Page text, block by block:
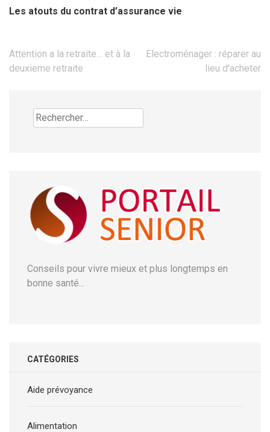
Les atouts du contrat d’assurance vie
Navigation
de
Attention a la retraite… et à la
deuxieme retraite
Electroménager : réparer au
lieu d’acheter
Rechercher :
Conseils pour vivre mieux et plus longtemps en
bonne santé...
CATÉGORIES
Aide prévoyance
Alimentation